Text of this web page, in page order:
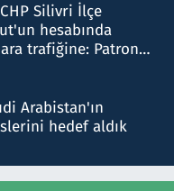
Silivri İlçe
hesabında
trafiğine: Patron
Arabistan'ın
hedef aldık